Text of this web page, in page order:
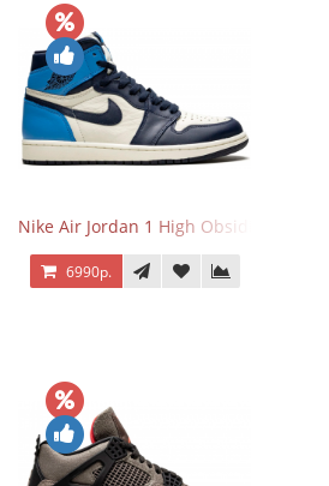
Nike Air Jordan 1 High Obsidian
6990р.